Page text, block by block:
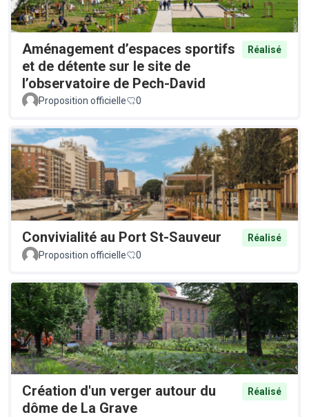
Aménagement d’espaces sportifs
et de détente sur le site de
l’observatoire de Pech-David
Réalisé
Proposition officielle 0
Convivialité au Port St-Sauveur
Réalisé
Proposition officielle
0
Création d'un verger autour du
dôme de La Grave
Réalisé